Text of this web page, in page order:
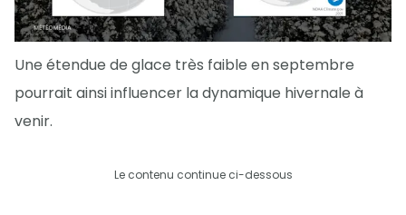
Une étendue de glace très faible en septembre
pourrait ainsi influencer la dynamique hivernale à
venir.
Le contenu continue ci-dessous